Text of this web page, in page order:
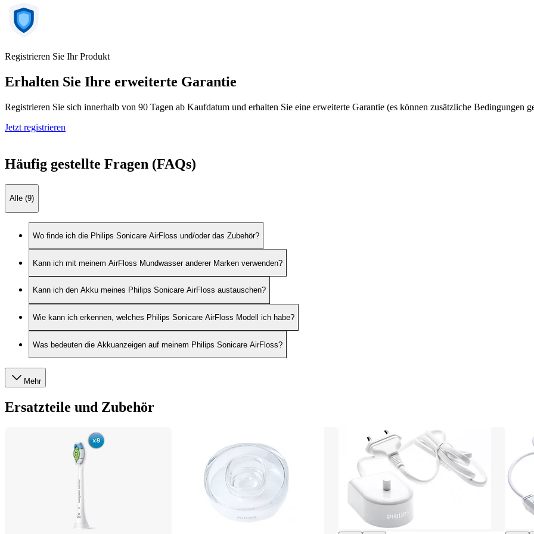
Registrieren Sie Ihr Produkt
Erhalten Sie Ihre erweiterte Garantie
Registrieren Sie sich innerhalb von 90 Tagen ab Kaufdatum und erhalten Sie eine erweiterte Garantie (es können zusätzliche Bedingungen
Jetzt registrieren
Häufig gestellte Fragen (FAQs)
Alle (9)
Wo finde ich die Philips Sonicare AirFloss und/oder das Zubehör?
Kann ich mit meinem AirFloss Mundwasser anderer Marken verwenden?
Kann ich den Akku meines Philips Sonicare AirFloss austauschen?
Wie kann ich erkennen, welches Philips Sonicare AirFloss Modell ich habe?
Was bedeuten die Akkuanzeigen auf meinem Philips Sonicare AirFloss?
Mehr
Ersatzteile und Zubehör